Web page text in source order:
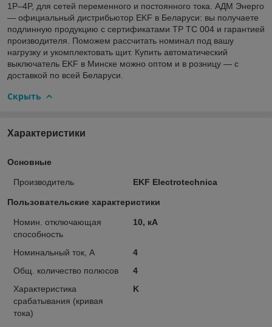
1P–4P, для сетей переменного и постоянного тока. АДМ Энерго
— официальный дистрибьютор EKF в Беларуси: вы получаете
подлинную продукцию с сертификатами ТР ТС 004 и гарантией
производителя. Поможем рассчитать номинал под вашу
нагрузку и укомплектовать щит. Купить автоматический
выключатель EKF в Минске можно оптом и в розницу — с
доставкой по всей Беларуси.
Скрыть
Характеристики
Основные
Производитель EKF Electrotechnica
Пользовательские характеристики
Номин. отключающая
способность
10, кА
Номинальный ток, А
4
Общ. количество полюсов
4
Характеристика
срабатывания (кривая
тока)
K